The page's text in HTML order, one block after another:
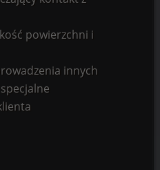
powierzchni i
innych